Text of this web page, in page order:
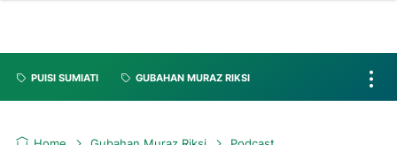
PUISI SUMIATI GUBAHAN MURAZ RIKSI